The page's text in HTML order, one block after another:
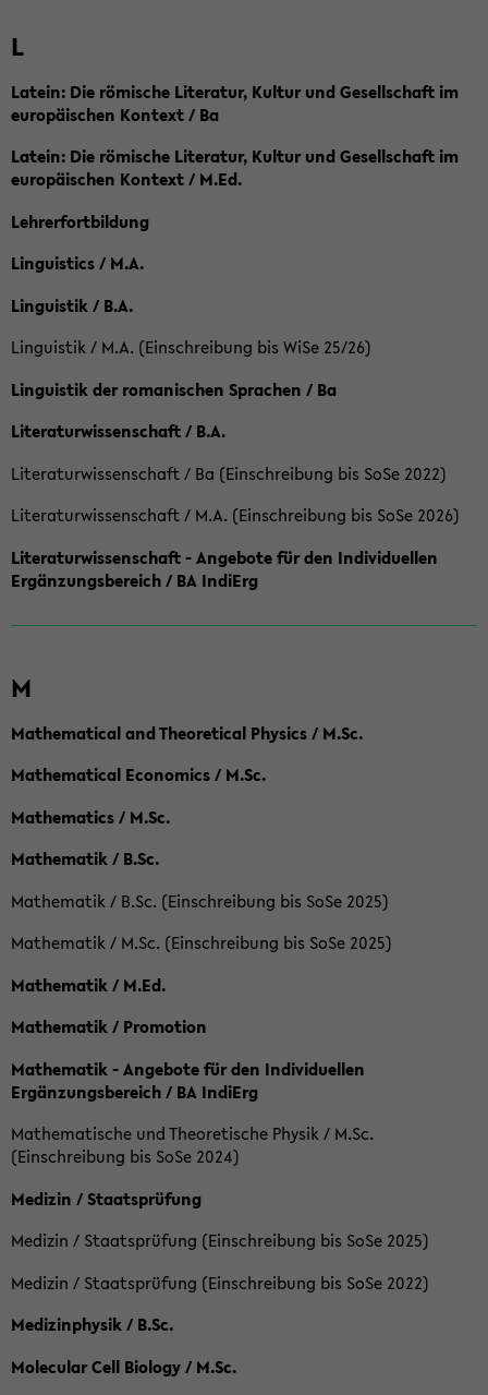
L
Latein: Die römische Literatur, Kultur und Gesellschaft im
europäischen Kontext / Ba
Latein: Die römische Literatur, Kultur und Gesellschaft im
europäischen Kontext / M.Ed.
Lehrerfortbildung
Linguistics / M.A.
Linguistik / B.A.
Linguistik / M.A. (Einschreibung bis WiSe 25/26)
Linguistik der romanischen Sprachen / Ba
Literaturwissenschaft / B.A.
Literaturwissenschaft / Ba (Einschreibung bis SoSe 2022)
Literaturwissenschaft / M.A. (Einschreibung bis SoSe 2026)
Literaturwissenschaft - Angebote für den Individuellen
Ergänzungsbereich / BA IndiErg
M
Mathematical and Theoretical Physics / M.Sc.
Mathematical Economics / M.Sc.
Mathematics / M.Sc.
Mathematik / B.Sc.
Mathematik / B.Sc. (Einschreibung bis SoSe 2025)
Mathematik / M.Sc. (Einschreibung bis SoSe 2025)
Mathematik / M.Ed.
Mathematik / Promotion
Mathematik - Angebote für den Individuellen
Ergänzungsbereich / BA IndiErg
Mathematische und Theoretische Physik / M.Sc.
(Einschreibung bis SoSe 2024)
Medizin / Staatsprüfung
Medizin / Staatsprüfung (Einschreibung bis SoSe 2025)
Medizin / Staatsprüfung (Einschreibung bis SoSe 2022)
Medizinphysik / B.Sc.
Molecular Cell Biology / M.Sc.